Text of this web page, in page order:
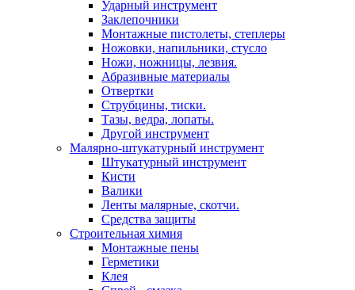
Ударный инструмент
Заклепочники
Монтажные пистолеты, степлеры
Ножовки, напильники, стусло
Ножи, ножницы, лезвия.
Абразивные материалы
Отвертки
Cтрубцины, тиски.
Тазы, ведра, лопаты.
Другой инструмент
Малярно-штукатурный инструмент
Штукатурный инструмент
Кисти
Валики
Ленты малярные, скотчи.
Средства защиты
Строительная химия
Монтажные пены
Герметики
Клея